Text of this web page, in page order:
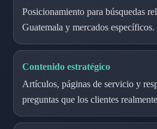
Posicionamiento para búsquedas
Guatemala y mercados específicos.
Contenido estratégico
Artículos, páginas de servicio y
preguntas que los clientes